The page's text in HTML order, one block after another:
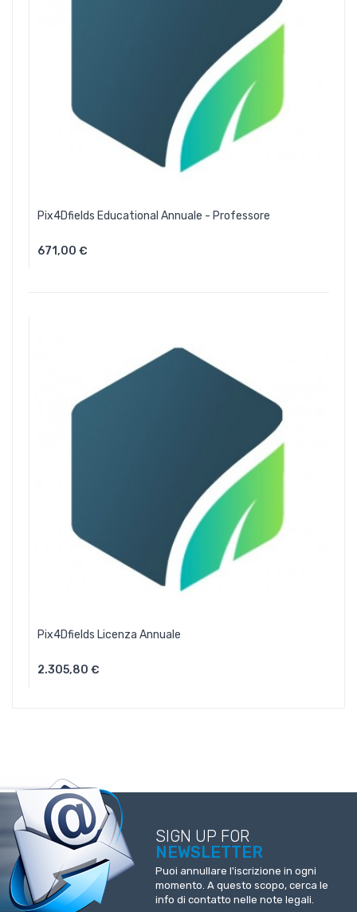
Pix4Dfields Educational Annuale - Professore
671,00 €Aggiungi Al Carrello
Pix4Dfields Licenza Annuale
2.305,80 €
Aggiungi Al Carrello
SIGN UP FOR
NEWSLETTER
Puoi annullare l'iscrizione in ogni
momento. A questo scopo, cerca le
info di contatto nelle note legali.